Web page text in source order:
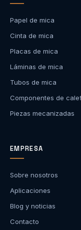
Papel de mica
Cinta de mica
Placas de mica
Láminas de mica
Tubos de mica
Componentes de
Piezas mecanizadas
EMPRESA
Sobre nosotros
Aplicaciones
Blog y noticias
Contacto